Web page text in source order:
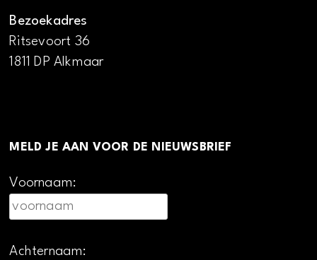
Bezoekadres
Ritsevoort 36
1811 DP Alkmaar
MELD JE AAN VOOR DE NIEUWSBRIEF
Voornaam:
Achternaam: